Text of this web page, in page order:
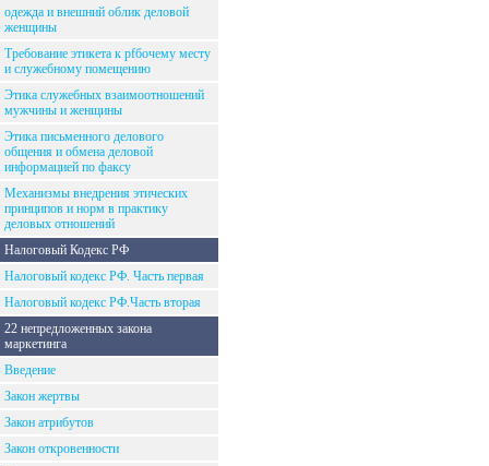
одежда и внешний облик деловой
женщины
Требование этикета к рfбочему месту
и служебному помещению
Этика служебных взаимоотношений
мужчины и женщины
Этика письменного делового
общения и обмена деловой
информацией по факсу
Механизмы внедрения этических
принципов и норм в практику
деловых отношений
Налоговый Кодекс РФ
Налоговый кодекс РФ. Часть первая
Налоговый кодекс РФ.Часть вторая
22 непредложенных закона
маркетинга
Введение
Закон жертвы
Закон атрибутов
Закон откровенности